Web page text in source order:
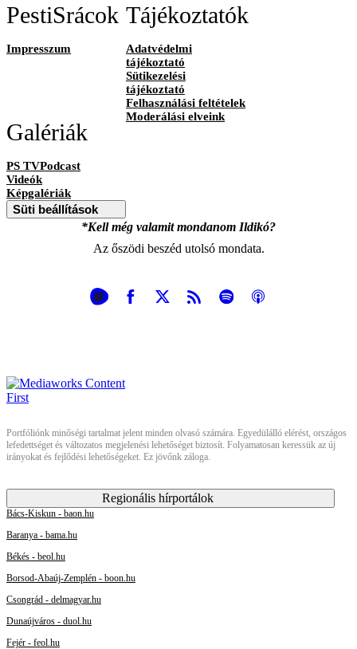
PestiSrácok
Impresszum
Tájékoztatók
Adatvédelmi
tájékoztató
Sütikezelési
tájékoztató
Felhasználási feltételek
Moderálási elveink
Galériák
PS TVPodcast
Videók
Képgalériák
Süti beállítások
*Kell még valamit mondanom Ildikó?
Az őszödi beszéd utolsó mondata.
Portfóliónk minőségi tartalmat jelent minden olvasó számára. Egyedülálló elérést, országos
lefedettséget és változatos megjelenési lehetőséget biztosít. Folyamatosan keressük az új
irányokat és fejlődési lehetőségeket. Ez jövőnk záloga.
Regionális hírportálok
Bács-Kiskun - baon.hu
Baranya - bama.hu
Békés - beol.hu
Borsod-Abaúj-Zemplén - boon.hu
Csongrád - delmagyar.hu
Dunaújváros - duol.hu
Fejér - feol.hu